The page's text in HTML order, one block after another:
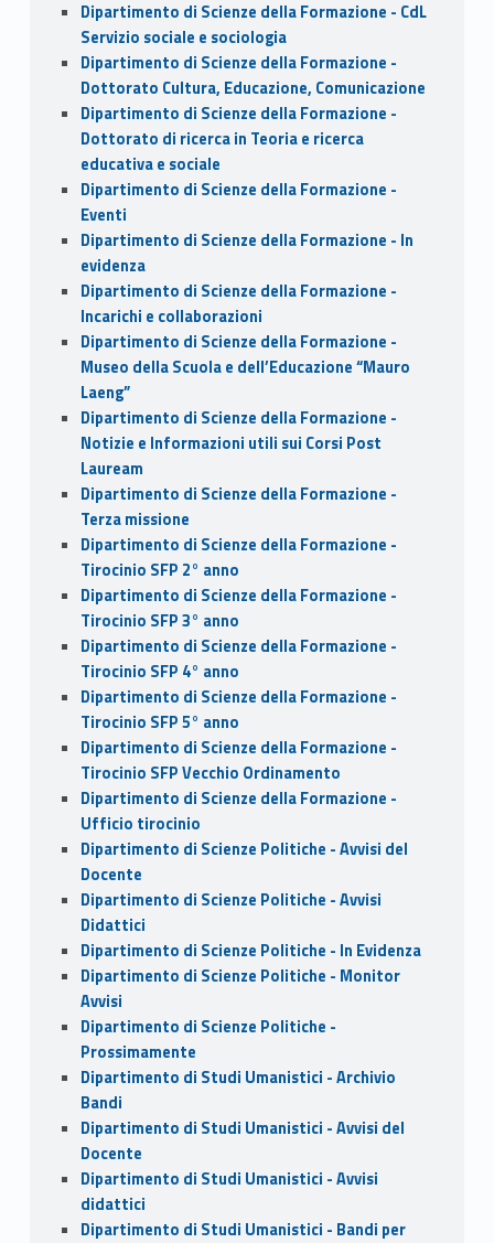
Dipartimento di Scienze della Formazione - CdL
Servizio sociale e sociologia
Dipartimento di Scienze della Formazione -
Dottorato Cultura, Educazione, Comunicazione
Dipartimento di Scienze della Formazione -
Dottorato di ricerca in Teoria e ricerca
educativa e sociale
Dipartimento di Scienze della Formazione -
Eventi
Dipartimento di Scienze della Formazione - In
evidenza
Dipartimento di Scienze della Formazione -
Incarichi e collaborazioni
Dipartimento di Scienze della Formazione -
Museo della Scuola e dell’Educazione “Mauro
Laeng”
Dipartimento di Scienze della Formazione -
Notizie e Informazioni utili sui Corsi Post
Lauream
Dipartimento di Scienze della Formazione -
Terza missione
Dipartimento di Scienze della Formazione -
Tirocinio SFP 2° anno
Dipartimento di Scienze della Formazione -
Tirocinio SFP 3° anno
Dipartimento di Scienze della Formazione -
Tirocinio SFP 4° anno
Dipartimento di Scienze della Formazione -
Tirocinio SFP 5° anno
Dipartimento di Scienze della Formazione -
Tirocinio SFP Vecchio Ordinamento
Dipartimento di Scienze della Formazione -
Ufficio tirocinio
Dipartimento di Scienze Politiche - Avvisi del
Docente
Dipartimento di Scienze Politiche - Avvisi
Didattici
Dipartimento di Scienze Politiche - In Evidenza
Dipartimento di Scienze Politiche - Monitor
Avvisi
Dipartimento di Scienze Politiche -
Prossimamente
Dipartimento di Studi Umanistici - Archivio
Bandi
Dipartimento di Studi Umanistici - Avvisi del
Docente
Dipartimento di Studi Umanistici - Avvisi
didattici
Dipartimento di Studi Umanistici - Bandi per